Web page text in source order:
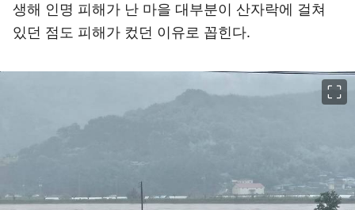
생해 인명 피해가 난 마을 대부분이 산자락에 걸쳐
있던 점도 피해가 컸던 이유로 꼽힌다.